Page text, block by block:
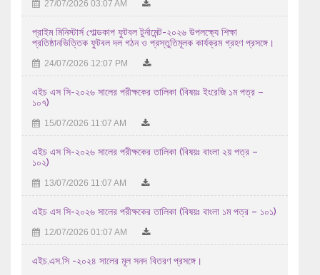
এইচ এস সি-২০২৬ সালের পরীক্ষকের তালিকা (বিষয়ঃ ...
29/07/2026 04:07 AM
এইচ এস সি-২০২৬ সালের পরীক্ষকের তালিকা (বিষয়ঃ হিসাববিজ্ঞান ...
29/07/2026 04:07 AM
এইচ এস সি-২০২৬ সালের পরীক্ষকের তালিকা (বিষয়ঃ হিসাববিজ্ঞান ...
২০২৬ সালের এইচএসসি পরীক্ষার উত্তরপত্র মূল্যায়নের পর ...
28/07/2026 12:07 PM
২০২৬ সালের এসএসসি পরীক্ষার ফলাফল প্রকাশ প্রসঙ্গে।
09/08/2026 12:08 PM
27/07/2026 03:07 AM
প্রাইম মিনিস্টার্স গোল্ডকাপ ফুটবল টুর্নামেন্ট-২০২৬ উপলক্ষ্যে শিক্ষা
প্রতিষ্ঠানভিত্তিক ফুটবল দল গঠন ও প্রস্তুতিমূলক কার্যক্রম গ্রহণ প্রসঙ্গে।
24/07/2026 12:07 PM
এইচ এস সি-২০২৬ সালের পরীক্ষকের তালিকা (বিষয়ঃ ইংরেজি ১ম পত্র –
১০৭)
15/07/2026 11:07 AM
এইচ এস সি-২০২৬ সালের পরীক্ষকের তালিকা (বিষয়ঃ বাংলা ২য় পত্র –
১০২)
13/07/2026 11:07 AM
এইচ এস সি-২০২৬ সালের পরীক্ষকের তালিকা (বিষয়ঃ বাংলা ১ম পত্র – ১০১)
12/07/2026 01:07 AM
এইচ.এস.সি -২০২৪ সালের মূল সনদ বিতরণ প্রসঙ্গে।